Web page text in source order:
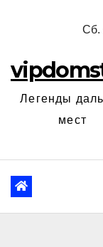
Сб.
Легенды
мест